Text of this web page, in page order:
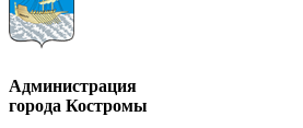
Администрация
города Костромы